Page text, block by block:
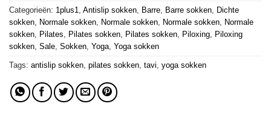
Categorieën: 1plus1 Antislip sokken Barre Barre sokken
Dichte
sokken
Normale sokken Normale sokken Normale sokken
Normale
sokken
Pilates Pilates sokken Pilates sokken Piloxing
Piloxing
sokken Sale Sokken Yoga Yoga sokken
Tags: antislip sokken pilates sokken tavi yoga sokken